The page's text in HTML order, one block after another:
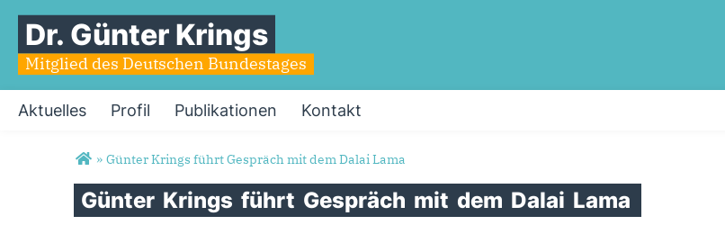
Dr. Günter Krings
Mitglied des Deutschen Bundestages
Aktuelles Profil Publikationen Kontakt
Sie sind hier
» Günter Krings führt Gespräch mit dem Dalai Lama
Günter Krings führt Gespräch mit dem Dalai Lama